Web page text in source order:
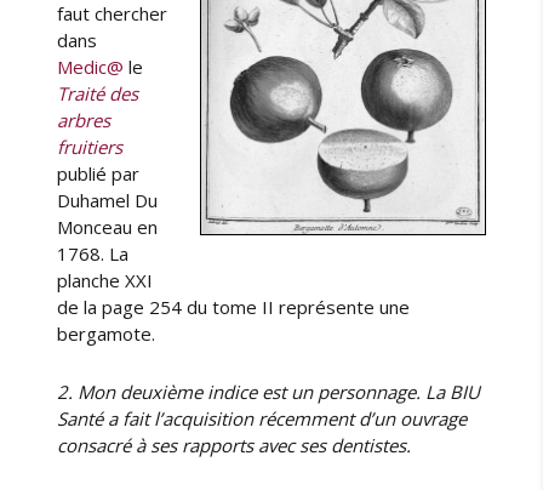
faut chercher
dans
Medic@ le
Traité des
arbres
fruitiers
publié par
Duhamel Du
Monceau en
1768. La
planche XXI
de la page 254 du tome II représente une
bergamote.
2. Mon deuxième indice est un personnage. La BIU
Santé a fait l’acquisition récemment d’un ouvrage
consacré à ses rapports avec ses dentistes.